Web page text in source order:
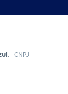
· CNPJ